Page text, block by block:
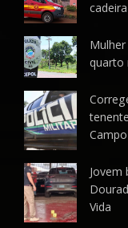
quarto
Jovem
Vida